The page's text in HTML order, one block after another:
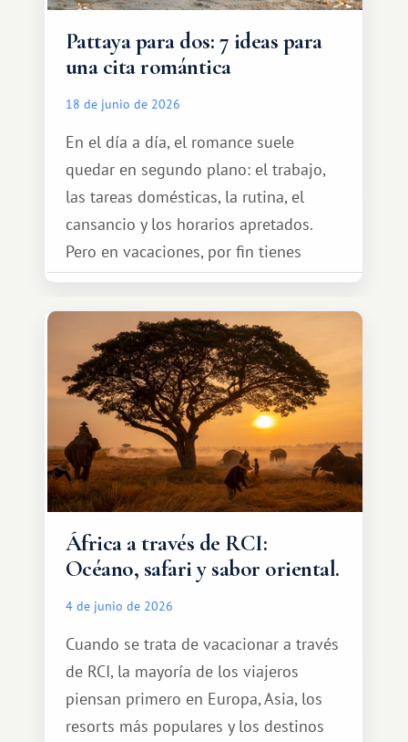
Pattaya para dos: 7 ideas para
una cita romántica
18 de junio de 2026
En el día a día, el romance suele
quedar en segundo plano: el trabajo,
las tareas domésticas, la rutina, el
cansancio y los horarios apretados.
Pero en vacaciones, por fin tienes
espacio para dos y ganas de hacer algo
especial por tu pareja. No tiene por
qué ser algo grandioso, pero sí algo
cálido y memorable.
África a través de RCI:
Océano, safari y sabor oriental.
4 de junio de 2026
Cuando se trata de vacacionar a través
de RCI, la mayoría de los viajeros
piensan primero en Europa, Asia, los
resorts más populares y los destinos